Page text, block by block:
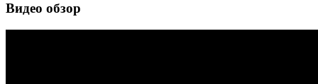
Видео обзор